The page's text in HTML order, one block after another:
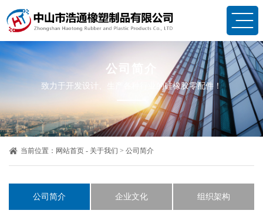
公司简介
致力于开发设计、生产各种行业的硅橡胶零配件！
当前位置： 网站首页 - 关于我们 > 公司简介
公司简介 企业文化 组织架构